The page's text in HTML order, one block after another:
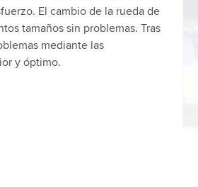
El cambio de la rueda de
tamaños sin problemas. Tras
mediante las
y óptimo.